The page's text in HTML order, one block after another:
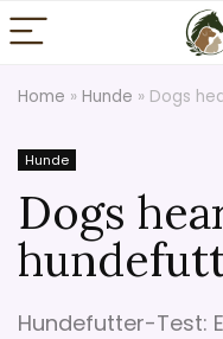
Home » Hunde » Dogs
Hunde
Dogs
Hundefutter-Test: